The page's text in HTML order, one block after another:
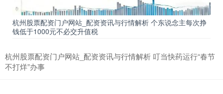
上证综指 3940.04
杭州股票配资门户网站_配资资讯与行情解析 个东说念主每次挣
钱低于1000元不必交升值税
杭州股票配资门户网站_配资资讯与行情解析 叮当快药运行“春节
不打烊”办事